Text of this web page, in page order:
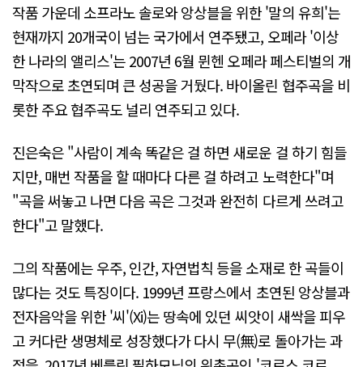
작품 가운데 소프라노 솔로와 앙상블을 위한 '말의 유희'는
현재까지 20개국이 넘는 국가에서 연주됐고, 오페라 '이상
한 나라의 앨리스'는 2007년 6월 뮌헨 오페라 페스티벌의 개
막작으로 초연되며 큰 성공을 거뒀다. 바이올린 협주곡을 비
롯한 주요 협주곡도 널리 연주되고 있다.
진은숙은 "사람이 계속 똑같은 걸 하면 새로운 걸 하기 힘들
지만, 매번 작품을 할 때마다 다른 걸 하려고 노력한다"며
"곡을 써놓고 나면 다음 곡은 그것과 완전히 다르게 쓰려고
한다"고 말했다.
그의 작품에는 우주, 인간, 자연법칙 등을 소재로 한 곡들이
많다는 것도 특징이다. 1999년 프랑스에서 초연된 앙상블과
전자음악을 위한 '씨'(Xi)는 땅속에 있던 씨앗이 새싹을 피우
고 커다란 생명체로 성장했다가 다시 무(無)로 돌아가는 과